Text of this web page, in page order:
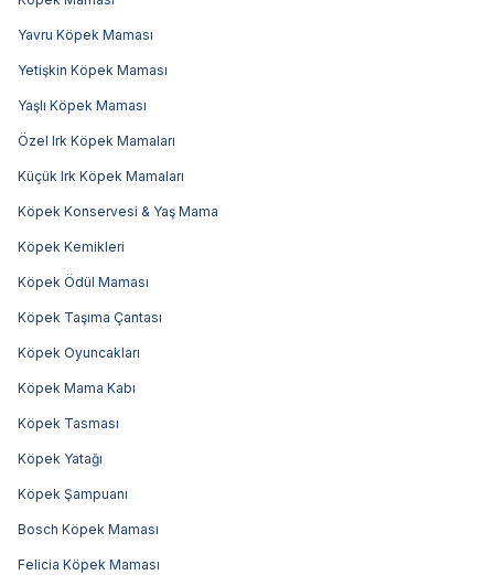
Yavru Köpek Maması
Yetişkin Köpek Maması
Yaşlı Köpek Maması
Özel Irk Köpek Mamaları
Küçük Irk Köpek Mamaları
Köpek Konservesi & Yaş Mama
Köpek Kemikleri
Köpek Ödül Maması
Köpek Taşıma Çantası
Köpek Oyuncakları
Köpek Mama Kabı
Köpek Tasması
Köpek Yatağı
Köpek Şampuanı
Bosch Köpek Maması
Felicia Köpek Maması